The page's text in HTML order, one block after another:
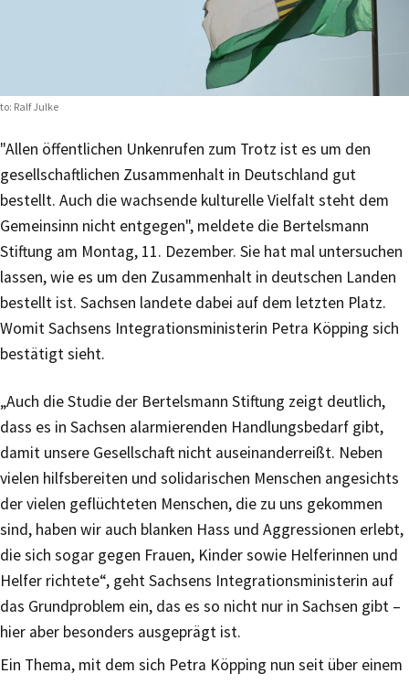
Ralf Julke
"Allen öffentlichen Unkenrufen zum Trotz ist es um den
gesellschaftlichen Zusammenhalt in Deutschland gut
bestellt. Auch die wachsende kulturelle Vielfalt steht dem
Gemeinsinn nicht entgegen", meldete die Bertelsmann
Stiftung am Montag, 11. Dezember. Sie hat mal untersuchen
lassen, wie es um den Zusammenhalt in deutschen Landen
bestellt ist. Sachsen landete dabei auf dem letzten Platz.
Womit Sachsens Integrationsministerin Petra Köpping sich
bestätigt sieht.
„Auch die Studie der Bertelsmann Stiftung zeigt deutlich,
dass es in Sachsen alarmierenden Handlungsbedarf gibt,
damit unsere Gesellschaft nicht auseinanderreißt. Neben
vielen hilfsbereiten und solidarischen Menschen angesichts
der vielen geflüchteten Menschen, die zu uns gekommen
sind, haben wir auch blanken Hass und Aggressionen erlebt,
die sich sogar gegen Frauen, Kinder sowie Helferinnen und
Helfer richtete“, geht Sachsens Integrationsministerin auf
das Grundproblem ein, das es so nicht nur in Sachsen gibt –
hier aber besonders ausgeprägt ist.
Ein Thema, mit dem sich Petra Köpping nun seit über einem